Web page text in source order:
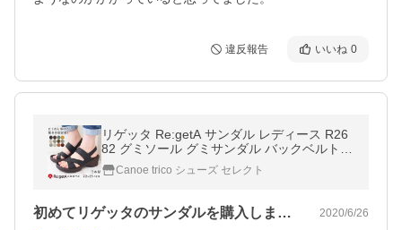
違反報告 いいね 0
リゲッタ Re:getA サンダル レディース R26
82 グミソール グミサンダル バックベルト
ウェッジソール 5cmヒール ブラック 痛くな
い 歩きやすい 快適 日本製
Canoe trico シューズ セレクト
初めてリゲッタのサンダルを購入しました… 2020/6/26